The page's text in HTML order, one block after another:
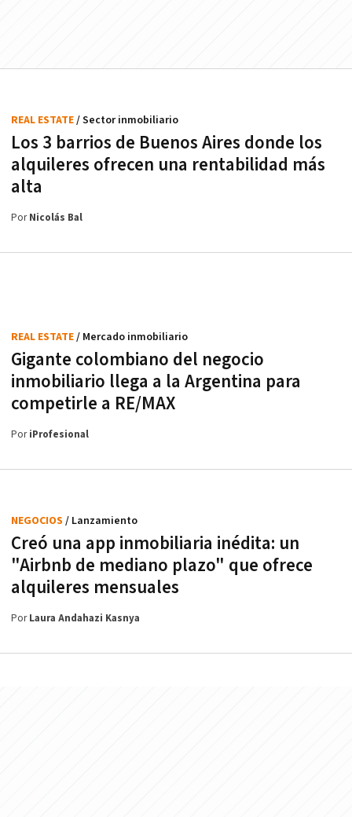
Los 3 barrios de Buenos Aires donde los
alquileres ofrecen una rentabilidad más
alta
REAL ESTATE/ Sector inmobiliario
PorNicolás Bal
Gigante colombiano del negocio
inmobiliario llega a la Argentina para
competirle a RE/MAX
REAL ESTATE/ Mercado inmobiliario
PoriProfesional
Creó una app inmobiliaria inédita: un
"Airbnb de mediano plazo" que ofrece
alquileres mensuales
NEGOCIOS / Lanzamiento
PorLaura Andahazi Kasnya